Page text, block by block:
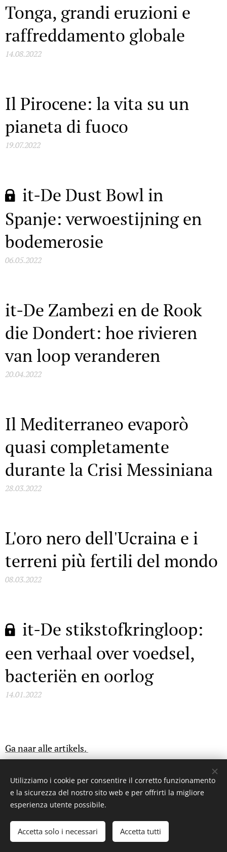
Tonga, grandi eruzioni e
raffreddamento globale
14.08.2022
Il Pirocene: la vita su un
pianeta di fuoco
19.07.2022
it-De Dust Bowl in
Spanje: verwoestijning en
bodemerosie
06.05.2022
it-De Zambezi en de Rook
die Dondert: hoe rivieren
van loop veranderen
20.04.2022
Il Mediterraneo evaporò
quasi completamente
durante la Crisi Messiniana
28.03.2022
L'oro nero dell'Ucraina e i
terreni più fertili del mondo
08.03.2022
it-De stikstofkringloop:
een verhaal over voedsel,
bacteriën en oorlog
14.01.2022
Ga naar alle artikels.
zoveel weken) / (geen ander soort reclame):
Schrijf je in
Utilizziamo i cookie per consentire il corretto funzionamento
e la sicurezza del nostro sito web e per offrirti la migliore
esperienza utente possibile.
Accetta solo i necessari Accetta tutti